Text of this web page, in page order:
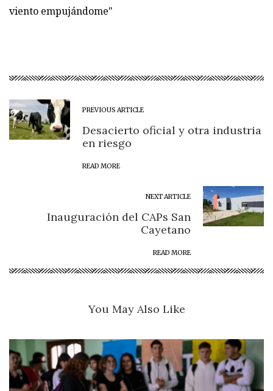
viento empujándome"
PREVIOUS ARTICLE
Desacierto oficial y otra industria
en riesgo
READ MORE
NEXT ARTICLE
Inauguración del CAPs San
Cayetano
READ MORE
You May Also Like